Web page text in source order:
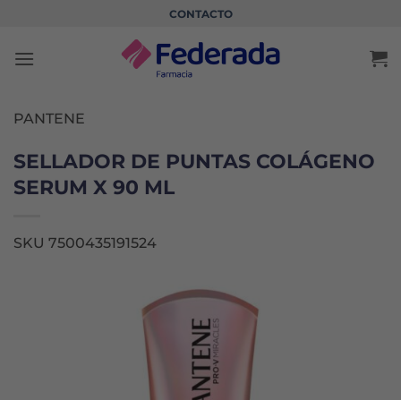
contenido
CONTACTO
PANTENE
SELLADOR DE PUNTAS COLÁGENO
SERUM X 90 ML
SKU 7500435191524